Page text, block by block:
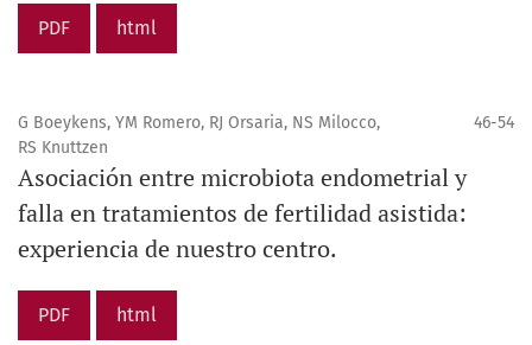
PDF html
G Boeykens, YM Romero, RJ Orsaria, NS Milocco,
RS Knuttzen
46-54
Asociación entre microbiota endometrial y
falla en tratamientos de fertilidad asistida:
experiencia de nuestro centro.
PDF html